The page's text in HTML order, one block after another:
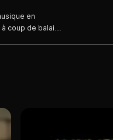
en
coup de balai.